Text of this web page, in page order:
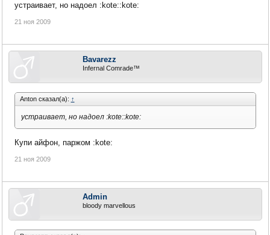
устраивает, но надоел :kote::kote:
21 ноя 2009
Bavarezz
Infernal Comrade™
Anton сказал(а): ↑
устраивает, но надоел :kote::kote:
Купи айфон, паржом :kote:
21 ноя 2009
Admin
bloody marvellous